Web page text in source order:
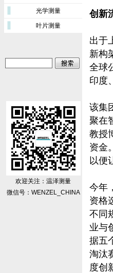
光学测量
叶片测量
欢迎关注：温泽测量
微信号：WENZEL_CHINA
创新
出于
新构
全球
印度
该集
聚在
教授
资金
以便
今年
资格
不同
业与
据五
淘汰
度创